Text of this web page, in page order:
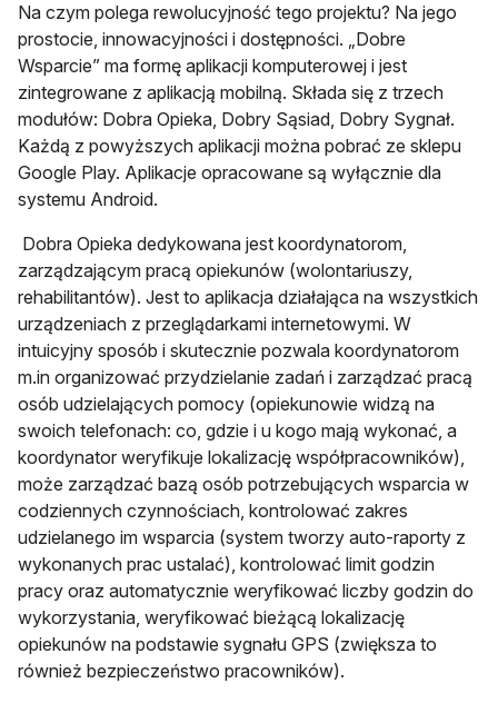
Na czym polega rewolucyjność tego projektu? Na jego
prostocie, innowacyjności i dostępności. „Dobre
Wsparcie” ma formę aplikacji komputerowej i jest
zintegrowane z aplikacją mobilną. Składa się z trzech
modułów: Dobra Opieka, Dobry Sąsiad, Dobry Sygnał.
Każdą z powyższych aplikacji można pobrać ze sklepu
Google Play. Aplikacje opracowane są wyłącznie dla
systemu Android.
Dobra Opieka dedykowana jest koordynatorom,
zarządzającym pracą opiekunów (wolontariuszy,
rehabilitantów). Jest to aplikacja działająca na wszystkich
urządzeniach z przeglądarkami internetowymi. W
intuicyjny sposób i skutecznie pozwala koordynatorom
m.in organizować przydzielanie zadań i zarządzać pracą
osób udzielających pomocy (opiekunowie widzą na
swoich telefonach: co, gdzie i u kogo mają wykonać, a
koordynator weryfikuje lokalizację współpracowników),
może zarządzać bazą osób potrzebujących wsparcia w
codziennych czynnościach, kontrolować zakres
udzielanego im wsparcia (system tworzy auto-raporty z
wykonanych prac ustalać), kontrolować limit godzin
pracy oraz automatycznie weryfikować liczby godzin do
wykorzystania, weryfikować bieżącą lokalizację
opiekunów na podstawie sygnału GPS (zwiększa to
również bezpieczeństwo pracowników).